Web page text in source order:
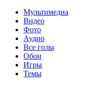
Мультимедиа
Видео
Фото
Аудио
Все голы
Обои
Игры
Темы